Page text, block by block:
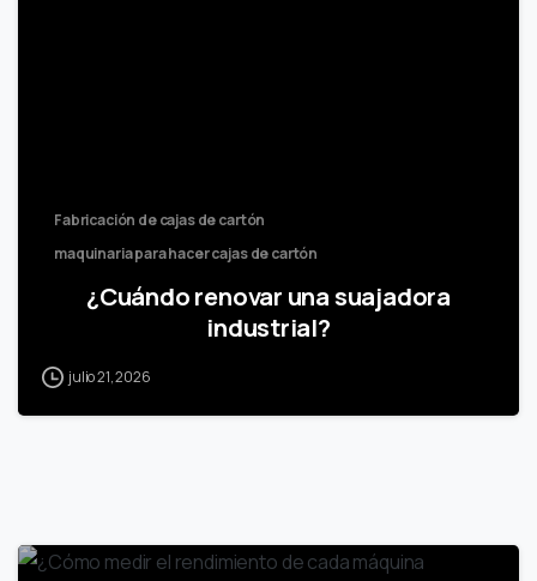
Fabricación de cajas de cartón
maquinaria para hacer cajas de cartón
¿Cuándo renovar una suajadora
industrial?
julio 21, 2026